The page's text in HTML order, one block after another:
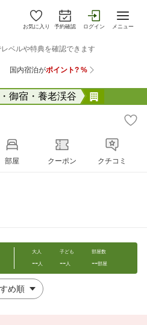
お気に入り 予約確認 ログイン メニュー
御宿・養老渓谷
部屋 クーポン クチコミ
大人
--人
子ども
--人
部屋数
--部屋